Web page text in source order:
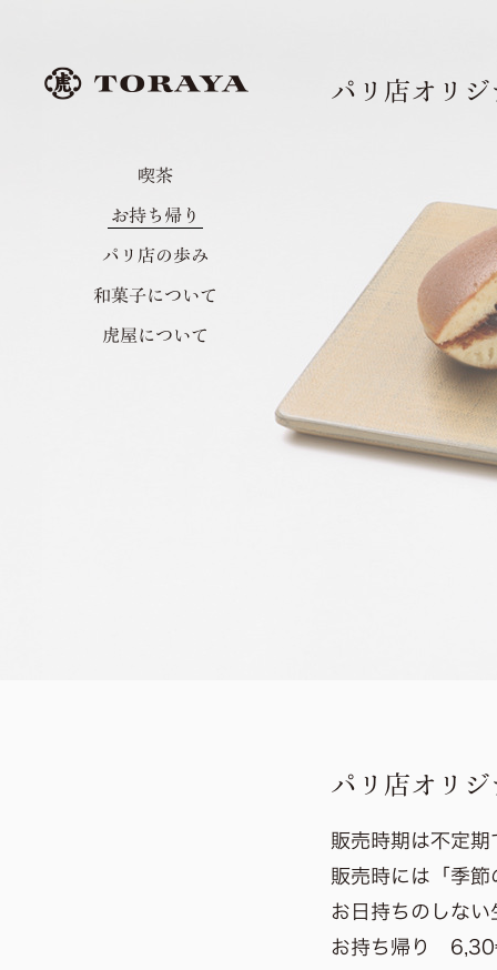
喫茶
お持ち帰り
パリ店の歩み
和菓子について
虎屋について
パリ店オリ
パリ店オリ
販売時期は不定期
販売時には「季節
お日持ちのしな
お持ち帰り